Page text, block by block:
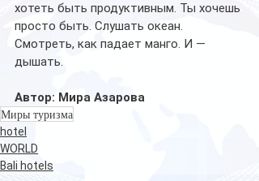
хотеть быть продуктивным. Ты хочешь
просто быть. Слушать океан.
Смотреть, как падает манго. И —
дышать.
Автор: Мира Азарова
Миры туризма
hotel
WORLD
Bali hotels